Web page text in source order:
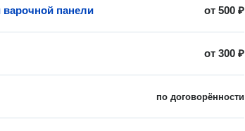
от500 ₽
панели
от300 ₽
по договорённости